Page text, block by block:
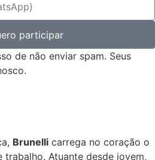
participar
de não enviar spam. Seus
Brunelli carrega no coração o
Atuante desde jovem,